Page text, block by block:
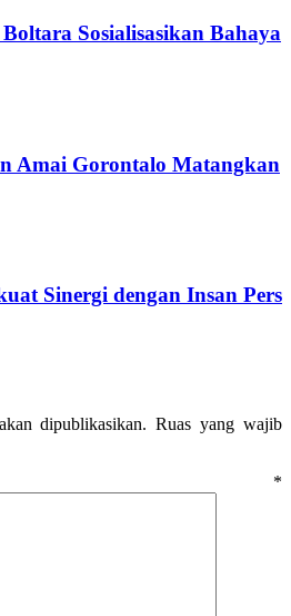
Sosialisasikan Bahaya
Amai Gorontalo Matangkan
Sinergi dengan Insan Pers
dipublikasikan. Ruas yang wajib
*